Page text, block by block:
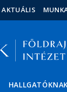
Hírek
ELTE a
AKTUÁLIS